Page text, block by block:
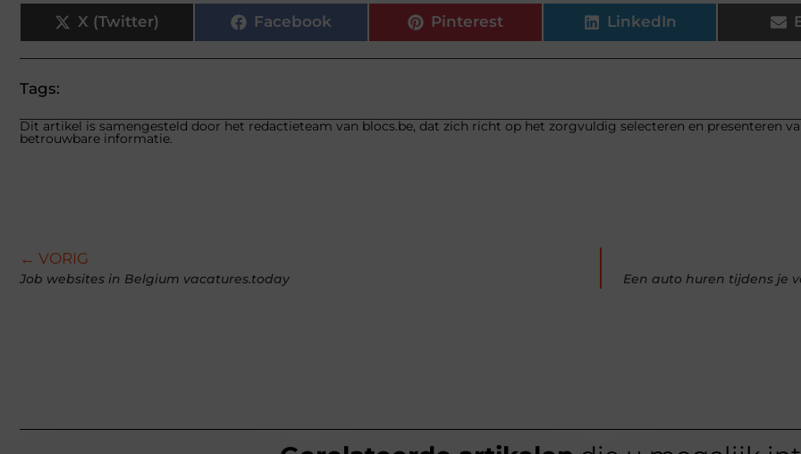
X (Twitter) Facebook Pinterest LinkedIn
Tags:
Dit artikel is samengesteld door het redactieteam van blocs.be, dat zich richt op het zorgvuldig selecteren en presenteren
betrouwbare informatie.
← VORIG
Job websites in Belgium vacatures.today Een auto huren tijdens je